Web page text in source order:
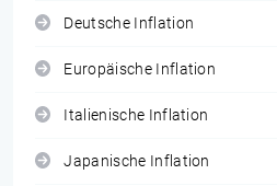
Deutsche Inflation
Europäische Inflation
Italienische Inflation
Japanische Inflation